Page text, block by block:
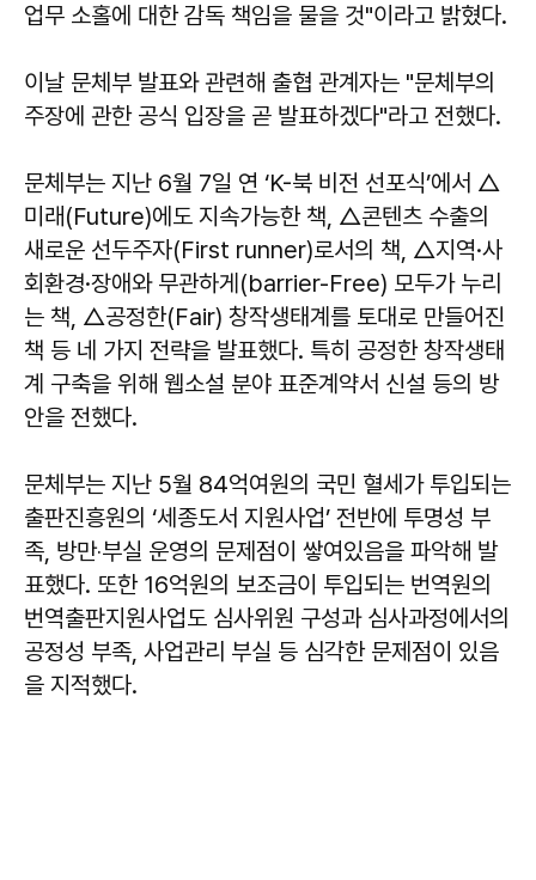
업무 소홀에 대한 감독 책임을 물을 것"이라고 밝혔다.
이날 문체부 발표와 관련해 출협 관계자는 "문체부의
주장에 관한 공식 입장을 곧 발표하겠다"라고 전했다.
문체부는 지난 6월 7일 연 ‘K-북 비전 선포식’에서 △
미래(Future)에도 지속가능한 책, △콘텐츠 수출의
새로운 선두주자(First runner)로서의 책, △지역·사
회환경·장애와 무관하게(barrier-Free) 모두가 누리
는 책, △공정한(Fair) 창작생태계를 토대로 만들어진
책 등 네 가지 전략을 발표했다. 특히 공정한 창작생태
계 구축을 위해 웹소설 분야 표준계약서 신설 등의 방
안을 전했다.
문체부는 지난 5월 84억여원의 국민 혈세가 투입되는
출판진흥원의 ‘세종도서 지원사업’ 전반에 투명성 부
족, 방만‧부실 운영의 문제점이 쌓여있음을 파악해 발
표했다. 또한 16억원의 보조금이 투입되는 번역원의
번역출판지원사업도 심사위원 구성과 심사과정에서의
공정성 부족, 사업관리 부실 등 심각한 문제점이 있음
을 지적했다.